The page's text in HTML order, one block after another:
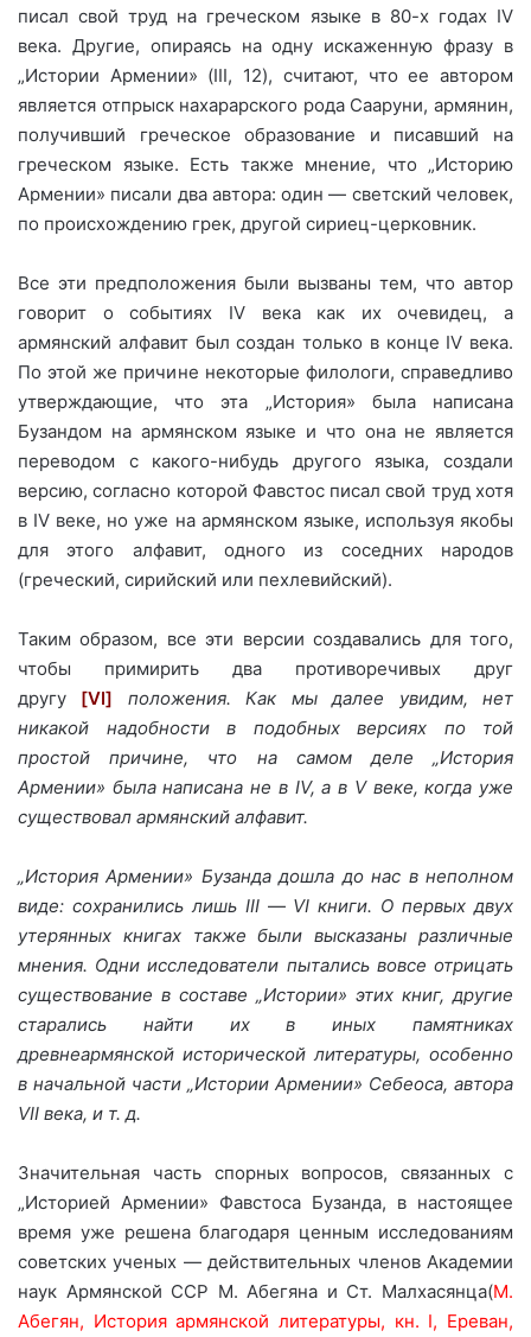
писал свой труд на греческом языке в 80-х годах IV
века. Другие, опираясь на одну искаженную фразу в
„Истории Армении» (III, 12), считают, что ее автором
является отпрыск нахарарского рода Сааруни, армянин,
получивший греческое образование и писавший на
греческом языке. Есть также мнение, что „Историю
Армении» писали два автора: один — светский человек,
по происхождению грек, другой сириец-церковник.
Все эти предположения были вызваны тем, что автор
говорит о событиях IV века как их очевидец, а
армянский алфавит был создан только в конце IV века.
По этой же причине некоторые филологи, справедливо
утверждающие, что эта „История» была написана
Бузандом на армянском языке и что она не является
переводом с какого-нибудь другого языка, создали
версию, согласно которой Фавстос писал свой труд хотя
в IV веке, но уже на армянском языке, используя якобы
для этого алфавит, одного из соседних народов
(греческий, сирийский или пехлевийский).
Таким образом, все эти версии создавались для того,
чтобы примирить два противоречивых друг
другу [VI] положения. Как мы далее увидим, нет
никакой надобности в подобных версиях по той
простой причине, что на самом деле „История
Армении» была написана не в IV, а в V веке, когда уже
существовал армянский алфавит.
„История Армении» Бузанда дошла до нас в неполном
виде: сохранились лишь III— VI книги. О первых двух
утерянных книгах также были высказаны различные
мнения. Одни исследователи пытались вовсе отрицать
существование в составе „Истории» этих книг, другие
старались найти их в иных памятниках
древнеармянской исторической литературы, особенно
в начальной части „Истории Армении» Себеоса, автора
VII века, и т. д.
Значительная часть спорных вопросов, связанных с
„Историей Армении» Фавстоса Бузанда, в настоящее
время уже решена благодаря ценным исследованиям
советских ученых — действительных членов Академии
наук Армянской ССР М. Абегяна и Ст. Малхасянца(М.
Абегян, История армянской литературы, кн. I, Ереван,